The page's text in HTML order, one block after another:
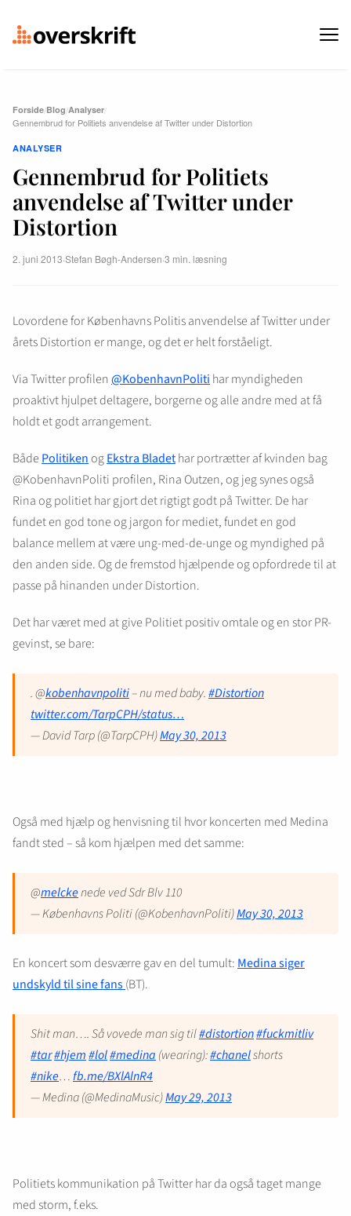
Forside/Blog/Analyser/
Gennembrud for Politiets anvendelse af Twitter under Distortion
ANALYSER
Gennembrud for Politiets
anvendelse af Twitter under
Distortion
2. juni 2013·Stefan Bøgh-Andersen·3 min. læsning
Lovordene for Københavns Politis anvendelse af Twitter under
årets Distortion er mange, og det er helt forståeligt.
Via Twitter profilen@KobenhavnPoliti har myndigheden
proaktivt hjulpet deltagere, borgerne og alle andre med at få
holdt et godt arrangement.
Både PolitikenogEkstra Bladethar portrætter af kvinden bag
@KobenhavnPoliti profilen, Rina Outzen, og jeg synes også
Rina og politiet har gjort det rigtigt godt på Twitter. De har
fundet en god tone og jargon for mediet, fundet en god
balance mellem at være ung-med-de-unge og myndighed på
den anden side. Og de fremstod hjælpende og opfordrede til at
passe på hinanden under Distortion.
Det har været med at give Politiet positiv omtale og en stor PR-
gevinst, se bare:
. @kobenhavnpoliti– nu med baby.#Distortion
twitter.com/TarpCPH/status…
— David Tarp (@TarpCPH)May 30, 2013
Også med hjælp og henvisning til hvor koncerten med Medina
fandt sted – så kom hjælpen med det samme:
@melckenede ved Sdr Blv 110
— Københavns Politi (@KobenhavnPoliti)May 30, 2013
En koncert som desværre gav en del tumult: Medina siger
undskyld til sine fans(BT).
Shit man…. Så vovede man sig til#distortion#fuckmitliv
#tar#hjem#lol#medina (wearing):#chanelshorts
#nike…fb.me/BXlAlnR4
— Medina (@MedinaMusic)May 29, 2013
Politiets kommunikation på Twitter har da også taget mange
med storm, f.eks.